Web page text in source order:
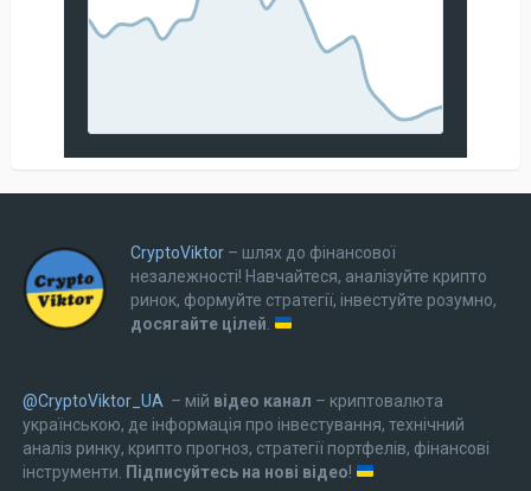
CryptoViktor– шлях до фінансової
незалежності! Навчайтеся, аналізуйте крипто
ринок, формуйте стратегії, інвестуйте розумно,
досягайте цілей
@CryptoViktor_UA – мій відео канал – криптовалюта
українською, де інформація про інвестування, технічний
аналіз ринку, крипто прогноз, стратегії портфелів, фінансові
інструменти.
Підписуйтесь на нові відео!